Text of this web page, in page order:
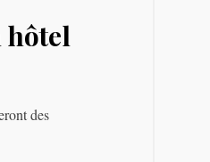
hôtel
des